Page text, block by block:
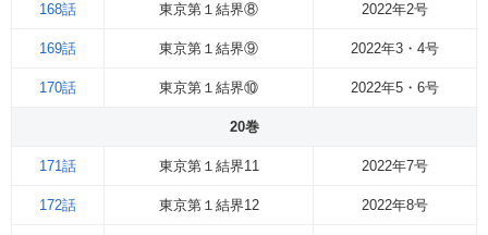
168話 東京第１結界⑧ 2022年2号
169話 東京第１結界⑨ 2022年3・4号
170話 東京第１結界⑩ 2022年5・6号
20巻
171話 東京第１結界11 2022年7号
172話 東京第１結界12 2022年8号